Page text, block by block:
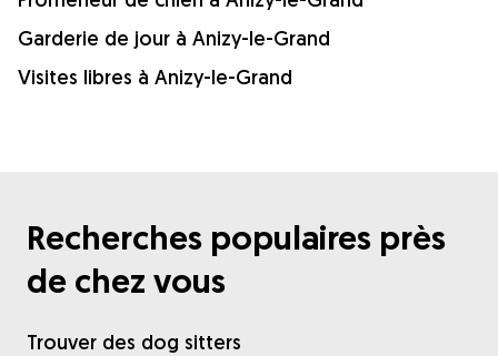
Garderie de jour à Anizy-le-Grand
Visites libres à Anizy-le-Grand
Recherches populaires près
de chez vous
Trouver des dog sitters